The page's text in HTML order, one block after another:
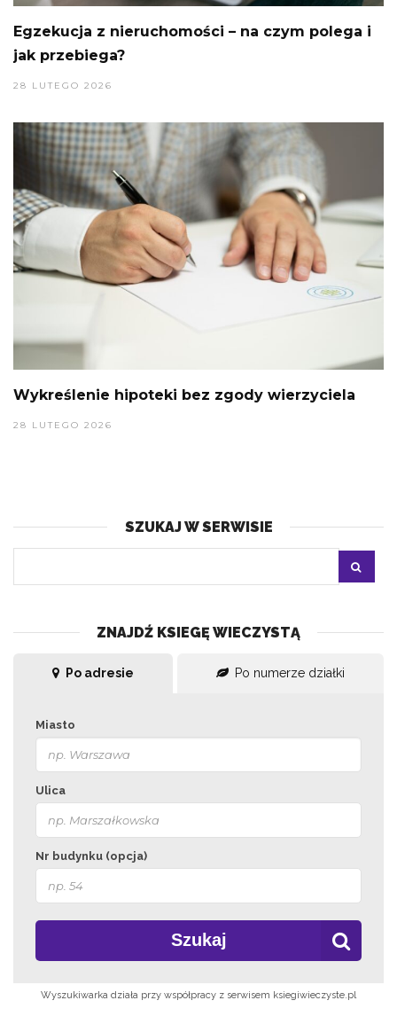
Egzekucja z nieruchomości – na czym polega i
jak przebiega?
28 LUTEGO 2026
Wykreślenie hipoteki bez zgody wierzyciela
28 LUTEGO 2026
SZUKAJ W SERWISIE
ZNAJDŹ KSIEGĘ WIECZYSTĄ
Po adresie Po numerze działki
Miasto
Ulica
Nr budynku (opcja)
Szukaj
Wyszukiwarka działa przy współpracy z serwisem ksiegiwieczyste.pl